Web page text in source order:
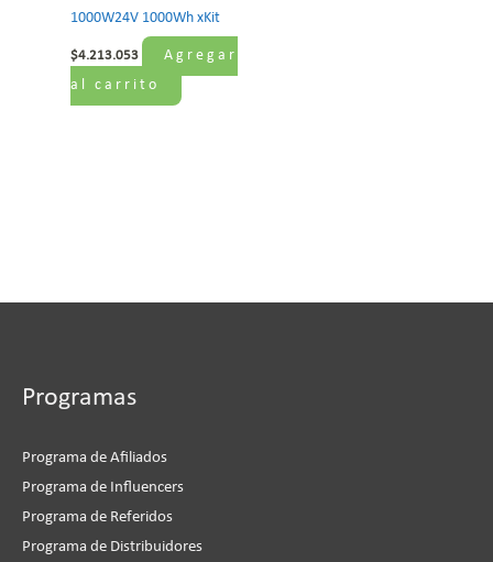
1000W24V 1000Wh xKit
$4.213.053
Agregar
al carrito
Programas
Programa de Afiliados
Programa de Influencers
Programa de Referidos
Programa de Distribuidores